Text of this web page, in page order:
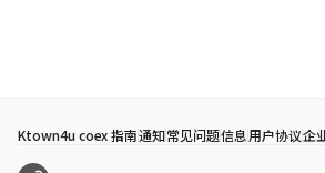
Ktown4u coex 指南通知常见问题信息用户协议企